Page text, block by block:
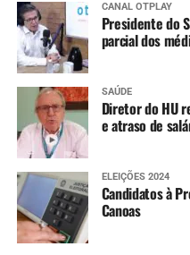
CANAL OTPLAY
Presidente do
parcial dos
SAÚDE
Diretor do HU
e atraso de
ELEIÇÕES 2024
Candidatos à
Canoas